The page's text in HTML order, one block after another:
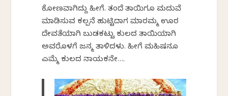
ಕೋಣವಾಗಿದ್ದು ಹೀಗೆ. ತಂದೆ ತಾಯಿಗೂ ಮದುವೆ
ಮಾಡಿಸುವ ಕಲ್ಪನೆ ಹುಟ್ಟಿದಾಗ ಮಾರಮ್ಮ ಊರ
ದೇವತೆಯಾಗಿ ಬುಡಕಟ್ಟು ಕುಲದ ತಾಯಿಯಾಗಿ
ಅವರೊಳಗೆ ಜನ್ಮ ತಾಳಿದಳು. ಹೀಗೆ ಮಹಿಷನೂ
ಎಮ್ಮೆ ಕುಲದ ನಾಯಕನೇ….